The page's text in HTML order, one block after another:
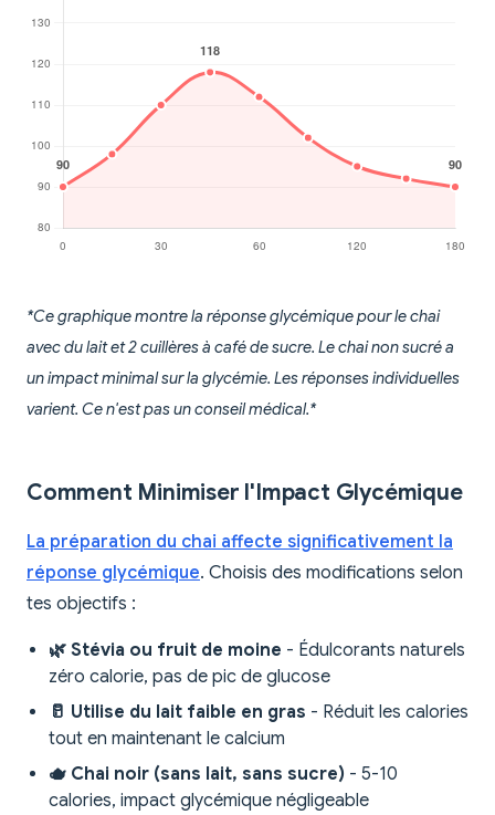
*Ce graphique montre la réponse glycémique pour le chai
avec du lait et 2 cuillères à café de sucre. Le chai non sucré a
un impact minimal sur la glycémie. Les réponses individuelles
varient. Ce n'est pas un conseil médical.*
Comment Minimiser l'Impact Glycémique
La préparation du chai affecte significativement la
réponse glycémique. Choisis des modifications selon
tes objectifs :
🌿 Stévia ou fruit de moine - Édulcorants naturels
zéro calorie, pas de pic de glucose
🥛 Utilise du lait faible en gras - Réduit les calories
tout en maintenant le calcium
🫖 Chai noir (sans lait, sans sucre) - 5-10
calories, impact glycémique négligeable